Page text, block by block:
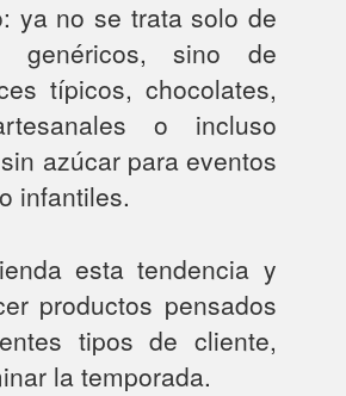
ya no se trata solo de
genéricos, sino de
típicos, chocolates,
o incluso
azúcar para eventos
infantiles.
esta tendencia y
productos pensados
tipos de cliente,
la temporada.